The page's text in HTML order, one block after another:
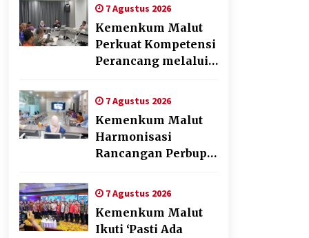
Bahagia
7 Agustus 2026
Kemenkum Malut
Perkuat Kompetensi
Perancang melalui
Penyusunan Produk
Hukum Daerah
7 Agustus 2026
Kemenkum Malut
Harmonisasi
Rancangan Perbup
dan Jasa pada BUMD
Halteng
7 Agustus 2026
Kemenkum Malut
Ikuti ‘Pasti Ada